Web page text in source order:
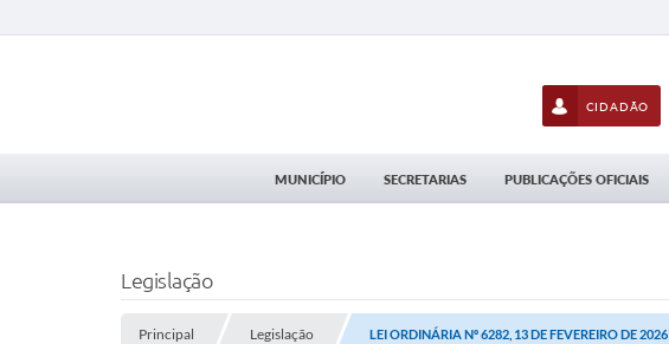
CIDADÃO
MUNICÍPIO SECRETARIAS PUBLICAÇÕES OFICIAIS
Legislação
Principal Legislação LEI ORDINÁRIA Nº 6282, 13 DE FEVEREIRO DE 2026